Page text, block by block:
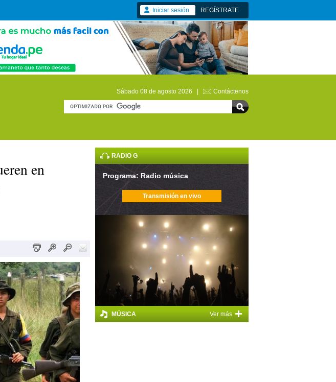
Iniciar sesión REGÍSTRATE
Sábado 08 de agosto 2026 | Contáctenos
en
RADIO G
Programa: Radio música
Transmisión en vivo
Ver más +
MÚSICA